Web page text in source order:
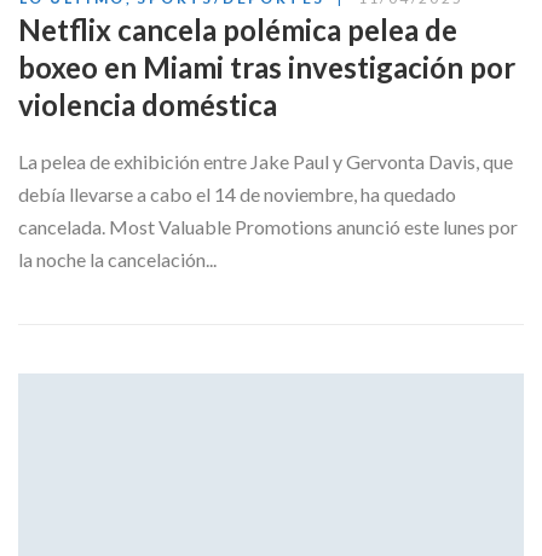
Netflix cancela polémica pelea de
boxeo en Miami tras investigación por
violencia doméstica
La pelea de exhibición entre Jake Paul y Gervonta Davis, que
debía llevarse a cabo el 14 de noviembre, ha quedado
cancelada. Most Valuable Promotions anunció este lunes por
la noche la cancelación...